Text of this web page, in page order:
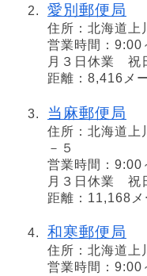
愛別郵便局
住所：北海道上
営業時間：9:00
月３日休業 祝
距離：8,416メ
当麻郵便局
住所：北海道上
－５
営業時間：9:00
月３日休業 祝
距離：11,168メ
和寒郵便局
住所：北海道上
営業時間：9:00